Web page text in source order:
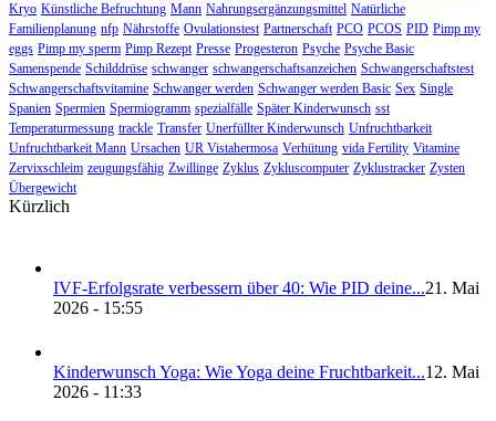
Kryo Künstliche Befruchtung Mann Nahrungsergänzungsmittel Natürliche
Familienplanung nfp Nährstoffe Ovulationstest Partnerschaft PCO PCOS PID Pimp my
eggs Pimp my sperm Pimp Rezept Presse Progesteron Psyche Psyche Basic
Samenspende Schilddrüse schwanger schwangerschaftsanzeichen Schwangerschaftstest
Schwangerschaftsvitamine Schwanger werden Schwanger werden Basic Sex Single
Spanien Spermien Spermiogramm spezialfälle Später Kinderwunsch sst
Temperaturmessung trackle Transfer Unerfüllter Kinderwunsch Unfruchtbarkeit
Unfruchtbarkeit Mann Ursachen UR Vistahermosa Verhütung vida Fertility Vitamine
Zervixschleim zeugungsfähig Zwillinge Zyklus Zykluscomputer Zyklustracker Zysten
Übergewicht
Kürzlich
IVF-Erfolgs­ra­te ver­bes­sern über 40: Wie PID dei­ne...21. Mai
2026 - 15:55
Kin­der­wunsch Yoga: Wie Yoga dei­ne Frucht­bar­keit...12. Mai
2026 - 11:33